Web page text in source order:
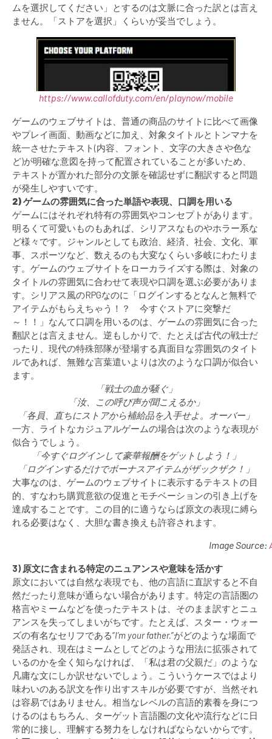
ムを選択してください」とするのは文脈に合った訳とは言え
ません。「ストアを選択」くらいが妥当でしょう。
https://www.callofduty.com/en/playnow/mobile
ゲームのウェブサイトは、普通の商品のサイトに比べて画像
やプレイ画面、動画などに加え、対象タイトルとトンマナを
統一させたテキスト(内容、フォント、文字の大きさや色な
ど)が明確な意図を持って配置されていることが多いため、
テキストが置かれた部分の文脈を確認せずに翻訳すると問題
が発生しやすいです。
2) ゲームの雰囲気に合った単語や表現、口調を用いる
ゲームにはそれぞれ特有の雰囲気やコンセプトがあります。
明るくて可愛いものもあれば、シリアスなものやホラー系な
ど様々です。ジャンルとしても政治、経済、社会、文化、軍
事、スポーツなど、数えるのも大変なくらい多岐にわたりま
す。ゲームのウェブサイトをローカライズする際は、対象の
タイトルの雰囲気に合わせて表現や口調を選ぶ必要がありま
す。シリアス風のRPGなのに「ログインするとなんと無料で
アイテムがもらえちゃう！？ 今すぐストアに突撃だ
～！！」なんて口調を用いるのは、ゲームの雰囲気に合った
翻訳とは言えません。逆もしかりで、たとえば古代の戦士だ
ったり、現代の特殊部隊が登場する真面目な雰囲気のタイト
ルであれば、無難な言葉遣いよりは次のような口調が似合い
ます。
「戦士の血が騒ぐ」
「汝、この呼び声が聞こえるか」
「各員、直ちにストアから補給品を入手せよ。オーバー」
一方、ライトなカジュアルゲームの場合は次のような表現が
似合うでしょう。
「今すぐログインして豪華報酬をゲットしよう！」
「ログインするだけでボーナスアイテムがザックザク！」
大事なのは、ゲームのウェブサイトに表示するテキストの目
的、すなわち購買意欲の促進とモチベーションの引き上げを
達成することです。この目的に適うならば原文の表現に縛ら
れる必要はなく、大胆な書き換えも許容されます。
Image Source:
3) 原文に含まれる特定のニュアンスや意味を活かす
原文においては自然な表現でも、他の言語に直訳すると不自
然だったり意味が通らない場合があります。特定の言語圏の
格言やミームなどを使ったテキストは、そのまま訳すとニュ
アンスを失ってしまいがちです。たとえば、スター・ウォー
ズの有名なセリフである“I’m your father.”がどのような場面で
発話され、現在はミームとしてどのような用法に拡張されて
いるのかを全く知らなければ、「私は君の父親だ」のような
凡庸な文にしか訳せないでしょう。こういうケースではより
味わいのある訳文を作り出すスキルが必要ですが、当然それ
は容易ではありません。相当なレベルの言語的素養を身につ
けるのはもちろん、ターゲット言語圏の文化や流行などに日
常的に接し、理解する努力をしなければならないからです。